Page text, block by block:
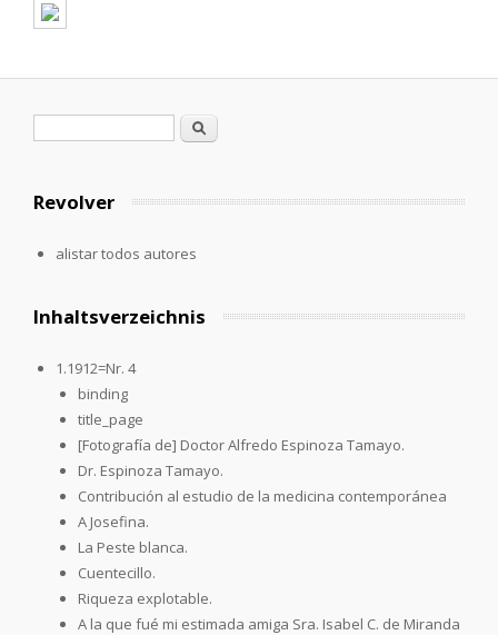
Formulario de búsqueda
Buscar
Revolver
alistar todos autores
Inhaltsverzeichnis
1.1912=Nr. 4
binding
title_page
[Fotografía de] Doctor Alfredo Espinoza Tamayo.
Dr. Espinoza Tamayo.
Contribución al estudio de la medicina contemporánea
A Josefina.
La Peste blanca.
Cuentecillo.
Riqueza explotable.
A la que fué mi estimada amiga Sra. Isabel C. de Miranda